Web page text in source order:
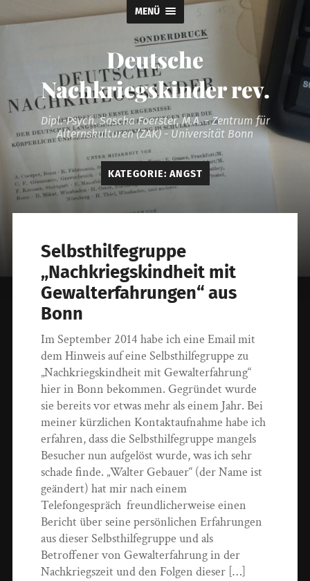
MENÜ
Deutsche
Nachkriegskinder rev.
Dipl.-Psych. Sascha Foerster, M.A. - Zentrum für
Alternskulturen (ZAK) - Universität Bonn
KATEGORIE: ANGST
Selbsthilfegruppe
„Nachkriegskindheit mit
Gewalterfahrungen“ aus
Bonn
Im September 2014 habe ich eine Email mit
dem Hinweis auf eine Selbsthilfegruppe zu
„Nachkriegskindheit mit Gewalterfahrung“
hier in Bonn bekommen. Gegründet wurde
sie bereits vor etwas mehr als einem Jahr. Bei
meiner kürzlichen Kontaktaufnahme habe ich
erfahren, dass die Selbsthilfegruppe mangels
Besucher nun aufgelöst wurde, was ich sehr
schade finde. „Walter Gebauer“ (der Name ist
geändert) hat mir nach einem
Telefongespräch freundlicherweise einen
Bericht über seine persönlichen Erfahrungen
aus dieser Selbsthilfegruppe und als
Betroffener von Gewalterfahrung in der
Nachkriegszeit und den Folgen dieser […]